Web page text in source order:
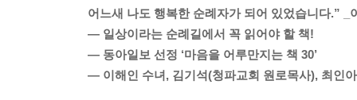
어느새 나도 행복한 순례자가 되어 있었습니다.” _
― 일상이라는 순례길에서 꼭 읽어야 할 책!
― 동아일보 선정 ‘마음을 어루만지는 책 30’
― 이해인 수녀, 김기석(청파교회 원로목사), 최인